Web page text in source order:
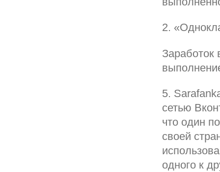
2.
Заработок
5.
сетью
что один
своей
одного к